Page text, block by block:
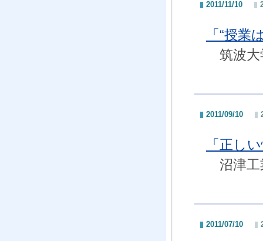
2011/11/10
「“授
筑波大
2011/09/10
「正し
沼津工
2011/07/10